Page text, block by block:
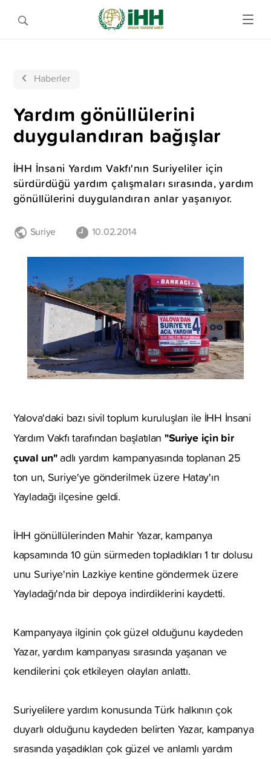
Haberler
Yardım gönüllülerini
duygulandıran bağışlar
İHH İnsani Yardım Vakfı'nın Suriyeliler için
sürdürdüğü yardım çalışmaları sırasında, yardım
gönüllülerini duygulandıran anlar yaşanıyor.
Suriye 10.02.2014
Yalova'daki bazı sivil toplum kuruluşları ile İHH İnsani
Yardım Vakfı tarafından başlatılan "Suriye için bir
çuval un" adlı yardım kampanyasında toplanan 25
ton un, Suriye'ye gönderilmek üzere Hatay'ın
Yayladağı ilçesine geldi.
İHH gönüllülerinden Mahir Yazar, kampanya
kapsamında 10 gün sürmeden topladıkları 1 tır dolusu
unu Suriye'nin Lazkiye kentine göndermek üzere
Yayladağı'nda bir depoya indirdiklerini kaydetti.
Kampanyaya ilginin çok güzel olduğunu kaydeden
Yazar, yardım kampanyası sırasında yaşanan ve
kendilerini çok etkileyen olayları anlattı.
Suriyelilere yardım konusunda Türk halkının çok
duyarlı olduğunu kaydeden belirten Yazar, kampanya
sırasında yaşadıkları çok güzel ve anlamlı yardım